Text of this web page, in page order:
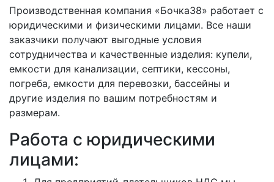
Производственная компания «Бочка38» работает с
юридическими и физическими лицами. Все наши
заказчики получают выгодные условия
сотрудничества и качественные изделия: купели,
емкости для канализации, септики, кессоны,
погреба, емкости для перевозки, бассейны и
другие изделия по вашим потребностям и
размерам.
Работа с юридическими
лицами: